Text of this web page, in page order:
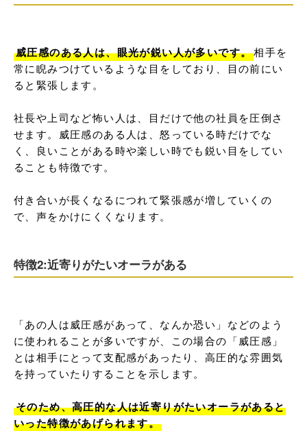
威圧感のある人は、眼光が鋭い人が多いです。相手を
常に睨みつけているような目をしており、目の前にい
ると緊張します。
社長や上司など怖い人は、目だけで他の社員を圧倒さ
せます。威圧感のある人は、怒っている時だけでな
く、良いことがある時や楽しい時でも鋭い目をしてい
ることも特徴です。
付き合いが長くなるにつれて緊張感が増していくの
で、声をかけにくくなります。
特徴2:近寄りがたいオーラがある
「あの人は威圧感があって、なんか恐い」などのよう
に使われることが多いですが、この場合の「威圧感」
とは相手にとって支配感があったり、高圧的な雰囲気
を持っていたりすることを示します。
そのため、高圧的な人は近寄りがたいオーラがあると
いった特徴があげられます。